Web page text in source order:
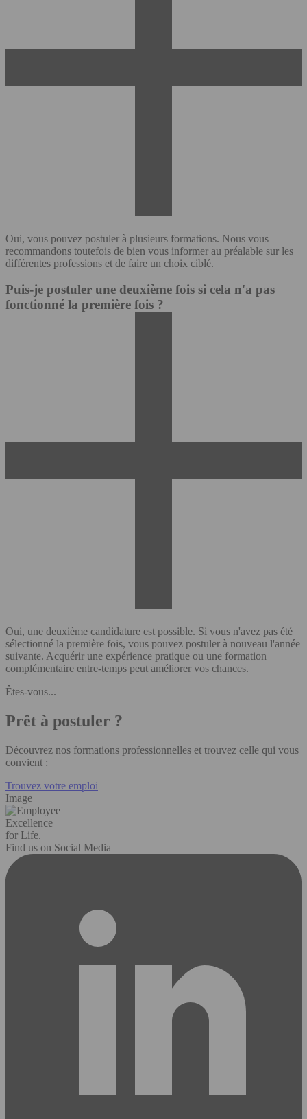
Oui, vous pouvez postuler à plusieurs formations. Nous vous
recommandons toutefois de bien vous informer au préalable sur les
différentes professions et de faire un choix ciblé.
Puis-je postuler une deuxième fois si cela n'a pas
fonctionné la première fois ?
Oui, une deuxième candidature est possible. Si vous n'avez pas été
sélectionné la première fois, vous pouvez postuler à nouveau l'année
suivante. Acquérir une expérience pratique ou une formation
complémentaire entre-temps peut améliorer vos chances.
Êtes-vous...
Prêt à postuler ?
Découvrez nos formations professionnelles et trouvez celle qui vous
convient :
Trouvez votre emploi
Image
Excellence
for Life.
Find us on Social Media